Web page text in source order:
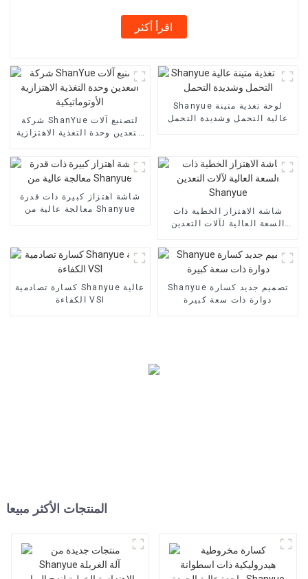
اقرأ أكثر
شركة ShanYue لتصنيع آلات
التعدين وحدة التغذية الاهتزازية
Shanyue لوحة تغذية متينة
عالية التحمل وشديدة التحمل
شاشة اهتزاز كبيرة ذات قدرة
معالجة عالية من Shanyue
شاشة الاهتزاز الخطية ذات
السعة العالية لآلات التعدين
كسارة تصادمية Shanyue عالية
الكفاءة VSI
Shanyue تصميم جديد كسارة
دوارة ذات سعة كبيرة
المنتجات الأكثر مبيعا